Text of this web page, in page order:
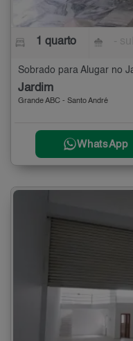
1 quarto
Sobrado para Alugar no
Jardim
Grande ABC - Santo André
WhatsApp